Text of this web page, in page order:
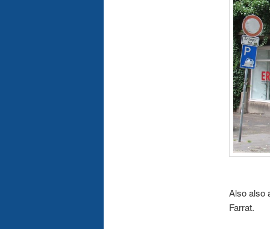
Also also
Farrat.